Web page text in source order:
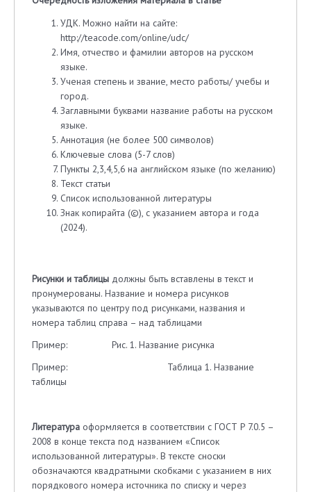
УДК. Можно найти на сайте:
http://teacode.com/online/udc/
Имя, отчество и фамилии авторов на русском
языке.
Ученая степень и звание, место работы/ учебы и
город.
Заглавными буквами название работы на русском
языке.
Аннотация (не более 500 символов)
Ключевые слова (5-7 слов)
Пункты 2,3,4,5,6 на английском языке (по желанию)
Текст статьи
Список использованной литературы
Знак копирайта (©), с указанием автора и года
(2024).
Рисунки и таблицы должны быть вставлены в текст и
пронумерованы. Название и номера рисунков
указываются по центру под рисунками, названия и
номера таблиц справа – над таблицами
Пример: Рис. 1. Название рисунка
Пример: Таблица 1. Название
таблицы
Литература оформляется в соответствии с ГОСТ Р 7.0.5 –
2008 в конце текста под названием «Список
использованной литературы». В тексте сноски
обозначаются квадратными скобками с указанием в них
порядкового номера источника по списку и через